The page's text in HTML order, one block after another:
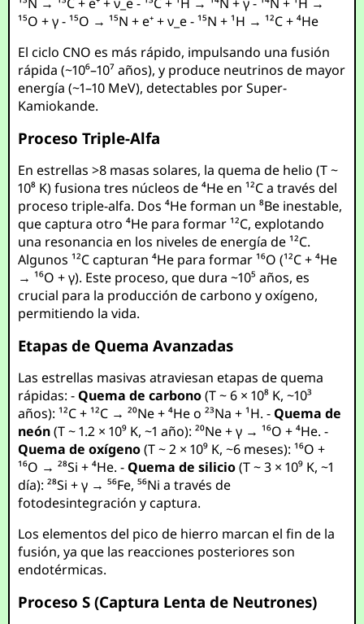
¹⁵O + γ - ¹⁵O → ¹⁵N + e⁺ + ν_e - ¹⁵N + ¹H → ¹²C + ⁴He
El ciclo CNO es más rápido, impulsando una fusión
rápida (~10⁶–10⁷ años), y produce neutrinos de mayor
energía (~1–10 MeV), detectables por Super-
Kamiokande.
Proceso Triple-Alfa
En estrellas >8 masas solares, la quema de helio (T ~
10⁸ K) fusiona tres núcleos de ⁴He en ¹²C a través del
proceso triple-alfa. Dos ⁴He forman un ⁸Be inestable,
que captura otro ⁴He para formar ¹²C, explotando
una resonancia en los niveles de energía de ¹²C.
Algunos ¹²C capturan ⁴He para formar ¹⁶O (¹²C + ⁴He
→ ¹⁶O + γ). Este proceso, que dura ~10⁵ años, es
crucial para la producción de carbono y oxígeno,
permitiendo la vida.
Etapas de Quema Avanzadas
Las estrellas masivas atraviesan etapas de quema
rápidas: -Quema de carbono(T ~ 6 × 10⁸ K, ~10³
años): ¹²C + ¹²C → ²⁰Ne + ⁴He o ²³Na + ¹H. -Quema de
neón(T ~ 1.2 × 10⁹ K, ~1 año): ²⁰Ne + γ → ¹⁶O + ⁴He. -
Quema de oxígeno(T ~ 2 × 10⁹ K, ~6 meses): ¹⁶O +
¹⁶O → ²⁸Si + ⁴He. -Quema de silicio(T ~ 3 × 10⁹ K, ~1
día): ²⁸Si + γ → ⁵⁶Fe, ⁵⁶Ni a través de
fotodesintegración y captura.
Los elementos del pico de hierro marcan el fin de la
fusión, ya que las reacciones posteriores son
endotérmicas.
Proceso S (Captura Lenta de Neutrones)